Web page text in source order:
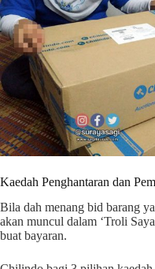
Kaedah Penghantaran dan
Bila dah menang bid barang
akan muncul dalam ‘Troli
buat bayaran.